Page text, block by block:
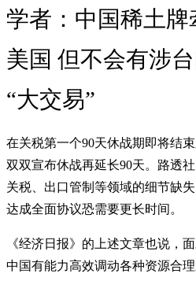
学者：中国稀土牌
美国 但不会有涉
“大交易”
在关税第一个90天休战期即将结
双双宣布休战再延长90天。路透
关税、出口管制等领域的细节缺
达成全面协议恐需要更长时间。
《经济日报》的上述文章也说，
中国有能力高效调动各种资源合